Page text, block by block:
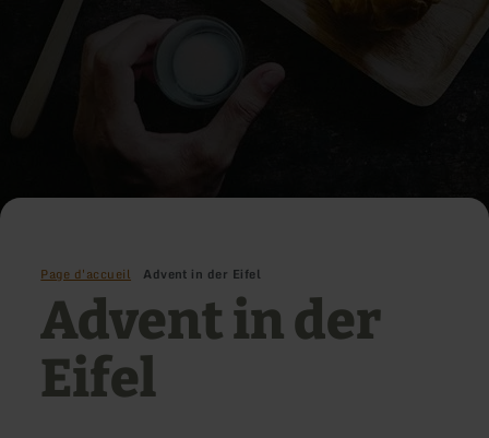
Page d'accueil Advent in der Eifel
Advent in der
Eifel